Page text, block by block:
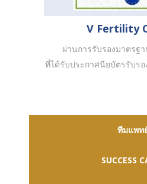
V Fertility
ผ่านการรับรองมาตรฐ
ที่ได้รับประกาศนียบัตรรับร
ทีมแพท
SUCCESS